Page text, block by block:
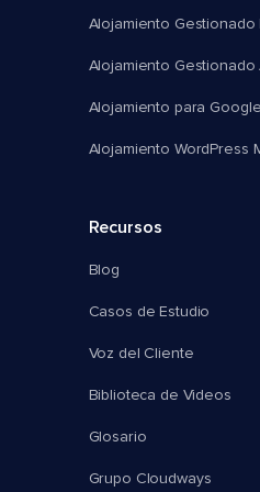
Alojamiento Gestionado
Alojamiento Gestionado
Alojamiento para
Alojamiento WordPress
Recursos
Blog
Casos de Estudio
Voz del Cliente
Biblioteca de Videos
Glosario
Grupo Cloudways